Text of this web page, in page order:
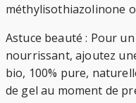
méthylisothiazolinone
Astuce beauté : Pour
nourrissant, ajoutez
bio, 100% pure,
de gel au moment de